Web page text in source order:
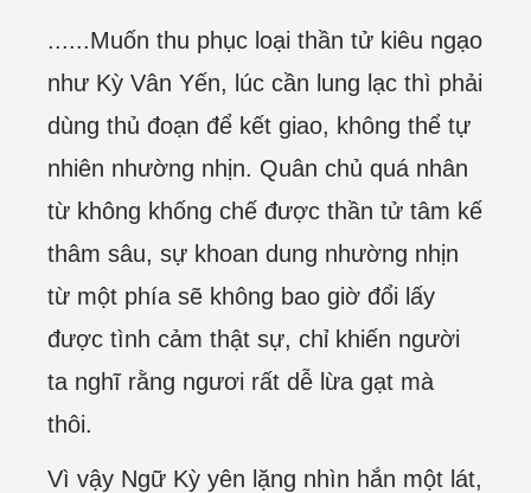
......Muốn thu phục loại thần tử kiêu ngạo
như Kỳ Vân Yến, lúc cần lung lạc thì phải
dùng thủ đoạn để kết giao, không thể tự
nhiên nhường nhịn. Quân chủ quá nhân
từ không khống chế được thần tử tâm kế
thâm sâu, sự khoan dung nhường nhịn
từ một phía sẽ không bao giờ đổi lấy
được tình cảm thật sự, chỉ khiến người
ta nghĩ rằng ngươi rất dễ lừa gạt mà
thôi.
Vì vậy Ngữ Kỳ yên lặng nhìn hắn một lát,